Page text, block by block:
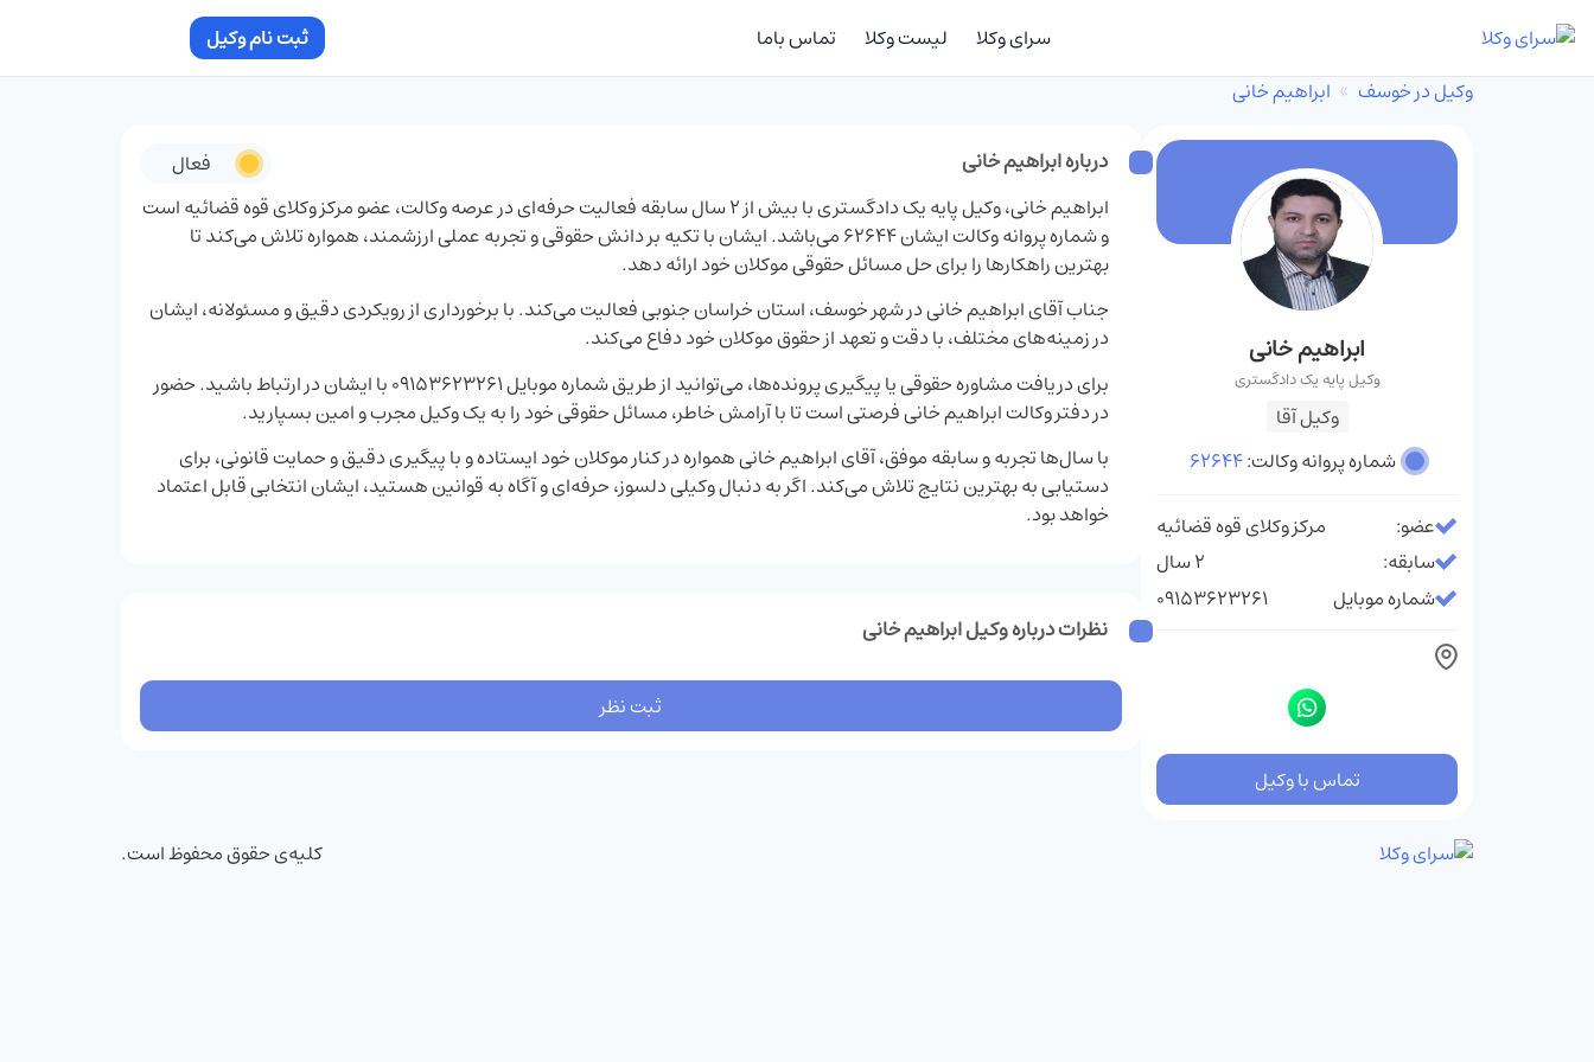
سرای وکلا لیست وکلا تماس باما
ثبت نام وکیل
وکیل در خوسف
ابراهیم خانی
ابراهیم خانی
وکیل پایه یک دادگستری
وکیل آقا
شماره پروانه وکالت:62644
عضو:
مرکز وکلای قوه قضائیه
سابقه:
2 سال
شماره موبایل
09153623261
تماس با وکیل
درباره ابراهیم خانی
فعال
ابراهیم خانی، وکیل پایه یک دادگستری با بیش از ۲ سال سابقه فعالیت حرفه‌ای در عرصه وکالت، عضو مرکز وکلای قوه قضائیه است
و شماره پروانه وکالت ایشان ۶۲۶۴۴ می‌باشد. ایشان با تکیه بر دانش حقوقی و تجربه عملی ارزشمند، همواره تلاش می‌کند تا
بهترین راهکارها را برای حل مسائل حقوقی موکلان خود ارائه دهد.
جناب آقای ابراهیم خانی در شهر خوسف، استان خراسان جنوبی فعالیت می‌کند. با برخورداری از رویکردی دقیق و مسئولانه، ایشان
در زمینه‌های مختلف، با دقت و تعهد از حقوق موکلان خود دفاع می‌کند.
برای دریافت مشاوره حقوقی یا پیگیری پرونده‌ها، می‌توانید از طریق شماره موبایل ۰۹۱۵۳۶۲۳۲۶۱ با ایشان در ارتباط باشید. حضور
در دفتر وکالت ابراهیم خانی فرصتی است تا با آرامش خاطر، مسائل حقوقی خود را به یک وکیل مجرب و امین بسپارید.
با سال‌ها تجربه و سابقه موفق، آقای ابراهیم خانی همواره در کنار موکلان خود ایستاده و با پیگیری دقیق و حمایت قانونی، برای
دستیابی به بهترین نتایج تلاش می‌کند. اگر به دنبال وکیلی دلسوز، حرفه‌ای و آگاه به قوانین هستید، ایشان انتخابی قابل اعتماد
خواهد بود.
نظرات درباره وکیل ابراهیم خانی
ثبت نظر
کلیه‌ی حقوق محفوظ است.